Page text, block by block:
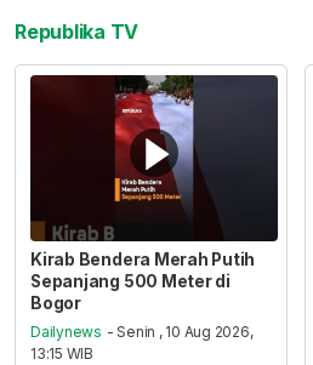
Republika TV
Kirab Bendera Merah Putih
Sepanjang 500 Meter di
Bogor
Dailynews - Senin , 10 Aug 2026,
13:15 WIB